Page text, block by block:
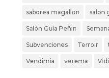
saborea magallon salon
Salón Guía Peñin
Subvenciones Terroir
Vendimia verema